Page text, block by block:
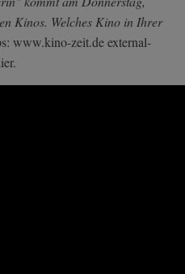
Kinos. Welches Kino in Ihrer
www.kino-zeit.de external-